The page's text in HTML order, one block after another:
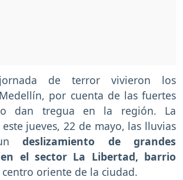
de terror vivieron los
por cuenta de las fuertes
dan tregua en la región. La
jueves, 22 de mayo, las lluvias
deslizamiento de grandes
el sector La Libertad, barrio
centro oriente de la ciudad.